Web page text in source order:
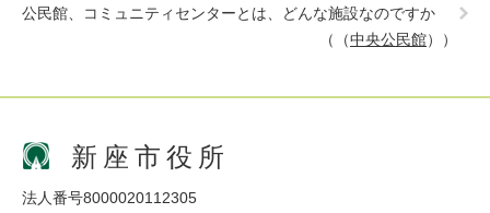
公民館、コミュニティセンターとは、どんな施設なのですか
（中央公民館）
新座市役所
法人番号8000020112305